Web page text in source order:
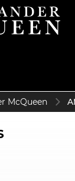
McQueen